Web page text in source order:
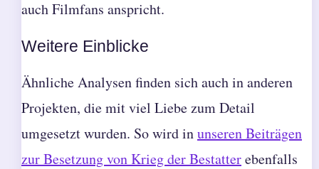
auch Filmfans anspricht.
Weitere Einblicke
Ähnliche Analysen finden sich auch in anderen
Projekten, die mit viel Liebe zum Detail
umgesetzt wurden. So wird inunseren Beiträgen
zur Besetzung von Krieg der Bestatterebenfalls